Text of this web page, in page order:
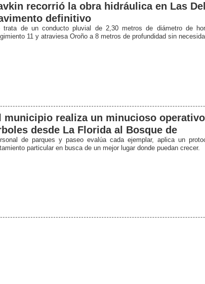
recorrió la obra hidráulica en Las
definitivo
trata de un conducto pluvial de 2,30 metros de diámetro de
11 y atraviesa Oroño a 8 metros de profundidad sin
municipio realiza un minucioso
desde La Florida al Bosque de
de parques y paseo evalúa cada ejemplar, aplica un
particular en busca de un mejor lugar donde puedan crecer.